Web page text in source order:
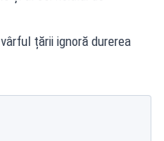
țării ignoră durerea